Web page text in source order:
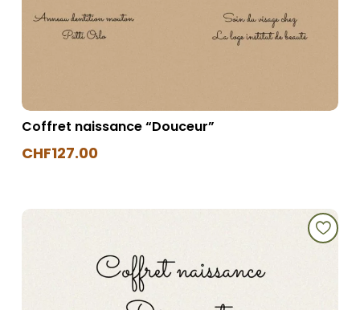
Coffret naissance “Douceur”
CHF127.00